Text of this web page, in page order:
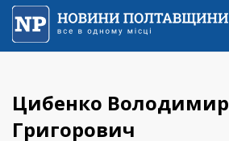
Цибенко Володимир
Григорович